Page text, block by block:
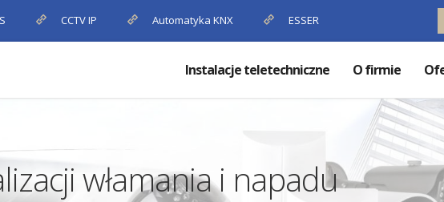
CCTV IP Automatyka KNX ESSER
Instalacje teletechniczne O firmie
włamania i napadu